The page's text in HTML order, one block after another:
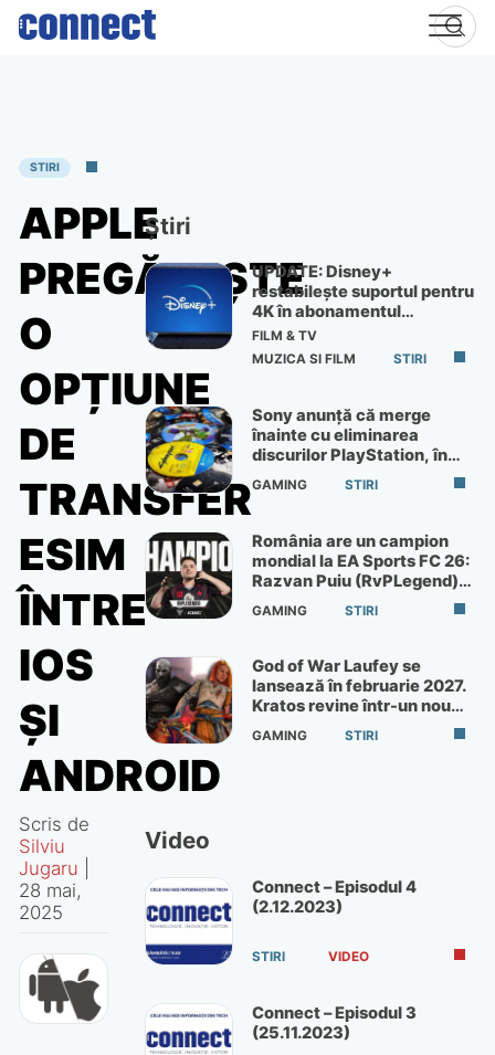
Skip
STIRI
APPLE
PREGĂTEȘTE
O
OPȚIUNE
DE
TRANSFER
ESIM
ÎNTRE
IOS
ȘI
ANDROID
Scris de
Silviu
Jugaru
28 mai,
2025
Știri
UPDATE: Disney+
restabilește suportul pentru
4K în abonamentul
Premium
FILM & TV
MUZICA SI FILM
STIRI
Sony anunță că merge
înainte cu eliminarea
discurilor PlayStation, în
ciuda protestelor
GAMING STIRI
România are un campion
mondial la EA Sports FC 26:
Razvan Puiu (RvPLegend)
câștigă turneul de la Paris
GAMING STIRI
God of War Laufey se
lansează în februarie 2027.
Kratos revine într-un nou
God of War
GAMING STIRI
Video
Connect – Episodul 4
(2.12.2023)
STIRI VIDEO
Connect – Episodul 3
(25.11.2023)